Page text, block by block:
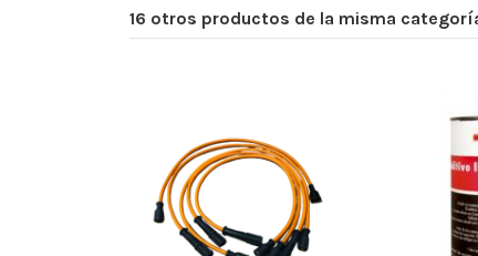
16 otros productos de la misma